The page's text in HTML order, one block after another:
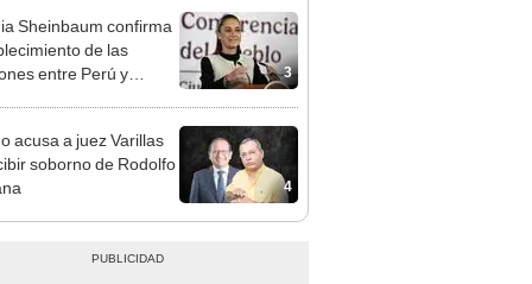
3
Sheinbaum confirma
de las
entre Perú y
4
acusa a juez Varillas
soborno de Rodolfo